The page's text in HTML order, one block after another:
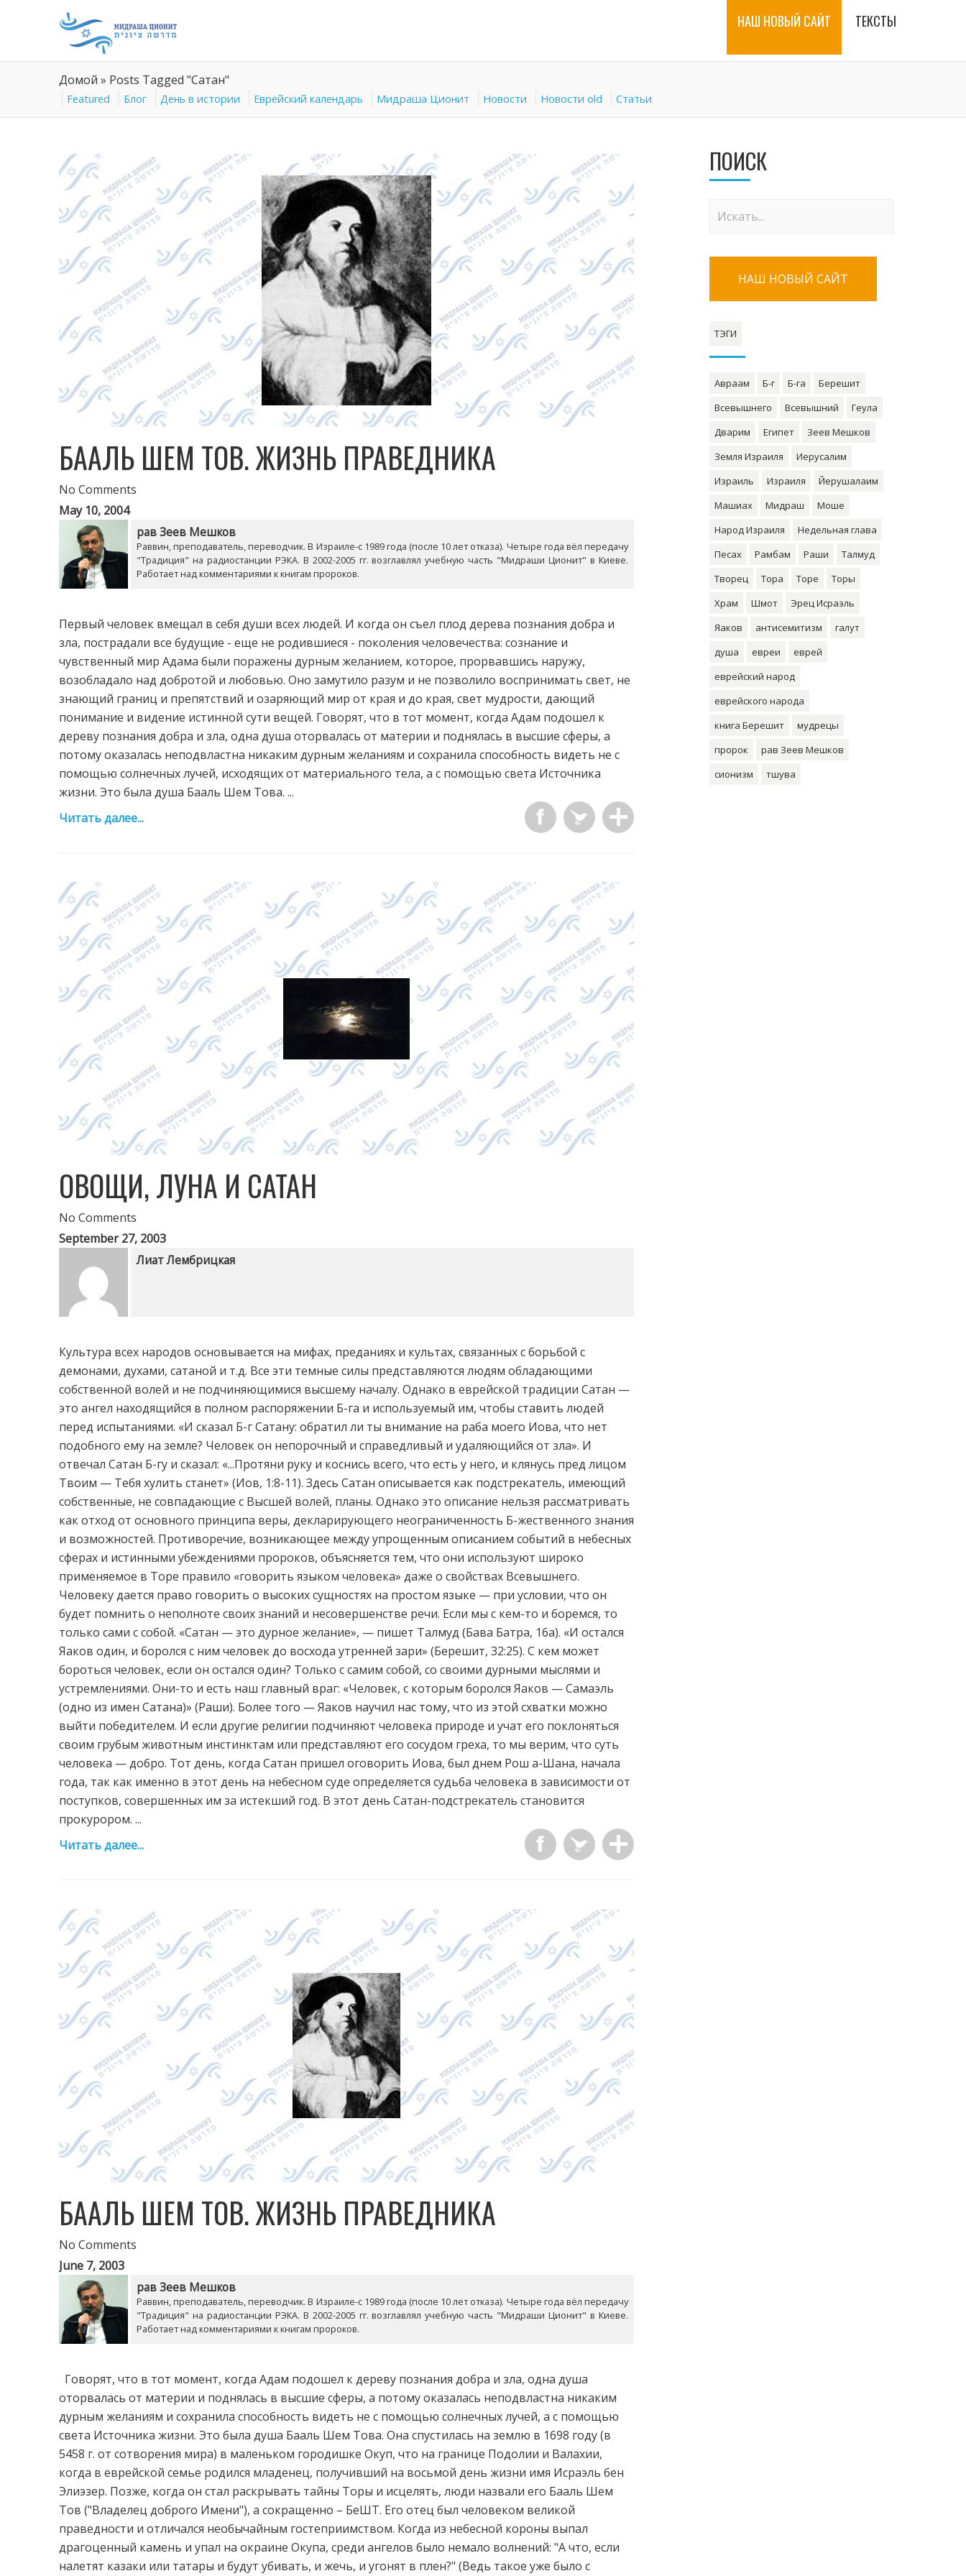
НАШ НОВЫЙ САЙТ ТЕКСТЫ
Домой » Posts Tagged "Сатан"
Featured Блог День в истории Еврейский календарь Мидраша Ционит Новости Новости old Статьи
БААЛЬ ШЕМ ТОВ. ЖИЗНЬ ПРАВЕДНИКА
No Comments
May 10, 2004
рав Зеев Мешков
Раввин, преподаватель, переводчик. В Израиле-с 1989 года (после 10 лет отказа). Четыре года вёл передачу
"Традиция" на радиостанции РЭКА. В 2002-2005 гг. возглавлял учебную часть "Мидраши Ционит" в Киеве.
Работает над комментариями к книгам пророков.
Первый человек вмещал в себя души всех людей. И когда он съел плод дерева познания добра и
зла, пострадали все будущие - еще не родившиеся - поколения человечества: сознание и
чувственный мир Адама были поражены дурным желанием, которое, прорвавшись наружу,
возобладало над добротой и любовью. Оно замутило разум и не позволило воспринимать свет, не
знающий границ и препятствий и озаряющий мир от края и до края, свет мудрости, дающий
понимание и видение истинной сути вещей. Говорят, что в тот момент, когда Адам подошел к
дереву познания добра и зла, одна душа оторвалась от материи и поднялась в высшие сферы, а
потому оказалась неподвластна никаким дурным желаниям и сохранила способность видеть не с
помощью солнечных лучей, исходящих от материального тела, а с помощью света Источника
жизни. Это была душа Бааль Шем Това. ...
Читать далее...
ОВОЩИ, ЛУНА И САТАН
No Comments
September 27, 2003
Лиат Лембрицкая
Культура всех народов основывается на мифах, преданиях и культах, связанных с борьбой с
демонами, духами, сатаной и т.д. Все эти темные силы представляются людям обладающими
собственной волей и не подчиняющимися высшему началу. Однако в еврейской традиции Сатан —
это ангел находящийся в полном распоряжении Б-га и используемый им, чтобы ставить людей
перед испытаниями. «И сказал Б-г Сатану: обратил ли ты внимание на раба моего Иова, что нет
подобного ему на земле? Человек он непорочный и справедливый и удаляющийся от зла». И
отвечал Сатан Б-гу и сказал: «...Протяни руку и коснись всего, что есть у него, и клянусь пред лицом
Твоим — Тебя хулить станет» (Иов, 1:8-11). Здесь Сатан описывается как подстрекатель, имеющий
собственные, не совпадающие с Высшей волей, планы. Однако это описание нельзя рассматривать
как отход от основного принципа веры, декларирующего неограниченность Б-жественного знания
и возможностей. Противоречие, возникающее между упрощенным описанием событий в небесных
сферах и истинными убеждениями пророков, объясняется тем, что они используют широко
применяемое в Торе правило «говорить языком человека» даже о свойствах Всевышнего.
Человеку дается право говорить о высоких сущностях на простом языке — при условии, что он
будет помнить о неполноте своих знаний и несовершенстве речи. Если мы с кем-то и боремся, то
только сами с собой. «Сатан — это дурное желание», — пишет Талмуд (Бава Батра, 16а). «И остался
Яаков один, и боролся с ним человек до восхода утренней зари» (Берешит, 32:25). С кем может
бороться человек, если он остался один? Только с самим собой, со своими дурными мыслями и
устремлениями. Они-то и есть наш главный враг: «Человек, с которым боролся Яаков — Самаэль
(одно из имен Сатана)» (Раши). Более того — Яаков научил нас тому, что из этой схватки можно
выйти победителем. И если другие религии подчиняют человека природе и учат его поклоняться
своим грубым животным инстинктам или представляют его сосудом греха, то мы верим, что суть
человека — добро. Тот день, когда Сатан пришел оговорить Иова, был днем Рош а-Шана, начала
года, так как именно в этот день на небесном суде определяется судьба человека в зависимости от
поступков, совершенных им за истекший год. В этот день Сатан-подстрекатель становится
прокурором. ...
Читать далее...
БААЛЬ ШЕМ ТОВ. ЖИЗНЬ ПРАВЕДНИКА
No Comments
June 7, 2003
рав Зеев Мешков
Раввин, преподаватель, переводчик. В Израиле-с 1989 года (после 10 лет отказа). Четыре года вёл передачу
"Традиция" на радиостанции РЭКА. В 2002-2005 гг. возглавлял учебную часть "Мидраши Ционит" в Киеве.
Работает над комментариями к книгам пророков.
Говорят, что в тот момент, когда Адам подошел к дереву познания добра и зла, одна душа
оторвалась от материи и поднялась в высшие сферы, а потому оказалась неподвластна никаким
дурным желаниям и сохранила способность видеть не с помощью солнечных лучей, а с помощью
света Источника жизни. Это была душа Бааль Шем Това. Она спустилась на землю в 1698 году (в
5458 г. от сотворения мира) в маленьком городишке Окуп, что на границе Подолии и Валахии,
когда в еврейской семье родился младенец, получивший на восьмой день жизни имя Исраэль бен
Элиэзер. Позже, когда он стал раскрывать тайны Торы и исцелять, люди назвали его Бааль Шем
Тов ("Владелец доброго Имени"), а сокращенно – БеШТ. Его отец был человеком великой
праведности и отличался необычайным гостеприимством. Когда из небесной короны выпал
драгоценный камень и упал на окраине Окупа, среди ангелов было немало волнений: "А что, если
налетят казаки или татары и будут убивать, и жечь, и угонят в плен?" (Ведь такое уже было с
ПОИСК
НАШ НОВЫЙ САЙТ
ТЭГИ
Авраам Б-г Б-га
Берешит
Всевышнего
Всевышний
Геула
Дварим
Египет
Зеев Мешков
Земля Израиля
Иерусалим
Израиль
Израиля
Йерушалаим
Машиах
Мидраш
Моше
Народ Израиля
Недельная глава
Песах
Рамбам Раши
Талмуд
Творец
Тора Торе
Торы
Храм
Шмот
Эрец Исраэль
Яаков
антисемитизм
галут
душа
евреи
еврей
еврейский народ
еврейского народа
книга Берешит
мудрецы
пророк
рав Зеев Мешков
сионизм
тшува